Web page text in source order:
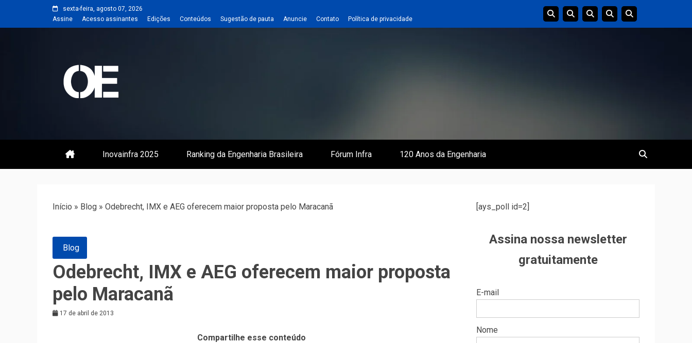
sexta-feira, agosto 07, 2026
Assine
Acesso assinantes Edições Conteúdos Sugestão de pauta Anuncie Contato Política de privacidade
Revista | O Empreiteiro
Inovainfra 2025 Ranking da Engenharia Brasileira Fórum Infra 120 Anos da Engenharia
Início » Blog » Odebrecht, IMX e AEG oferecem maior proposta pelo Maracanã
Blog
Odebrecht, IMX e AEG oferecem maior proposta
pelo Maracanã
17 de abril de 2013
Compartilhe esse conteúdo
[ays_poll id=2]
Assina nossa newsletter
gratuitamente
E-mail
Nome